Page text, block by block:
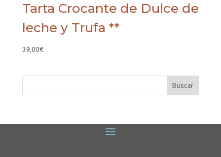
Tarta Crocante de Dulce de
leche y Trufa **
39,00€